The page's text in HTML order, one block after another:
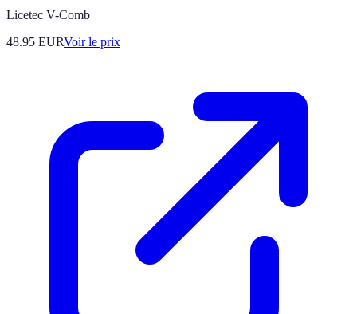
Licetec V-Comb
48.95 EURVoir le prix